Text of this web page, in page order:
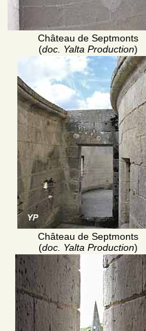
Château de Septmonts
(doc. Yalta Production)
Château de Septmonts
(doc. Yalta Production)